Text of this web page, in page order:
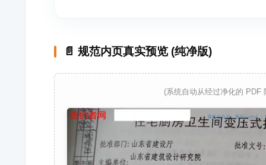
📄 规范内页真实预览 (纯净版)
(系统自动从经过净化的 PDF